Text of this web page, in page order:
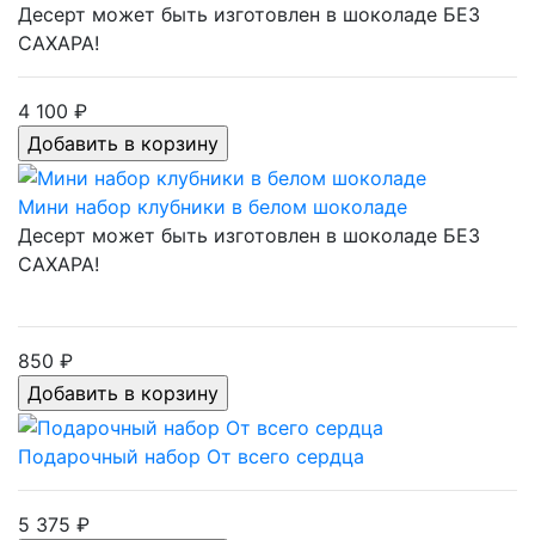
Десерт может быть изготовлен в шоколаде БЕЗ
САХАРА!
4 100 ₽
Мини набор клубники в белом шоколаде
Десерт может быть изготовлен в шоколаде БЕЗ
САХАРА!
850 ₽
Подарочный набор От всего сердца
5 375 ₽